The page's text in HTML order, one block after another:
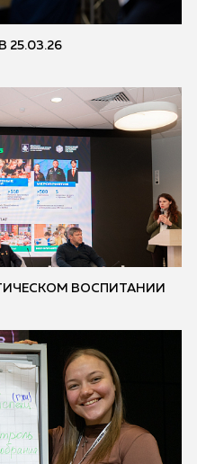
ВОСПИТАНИИ